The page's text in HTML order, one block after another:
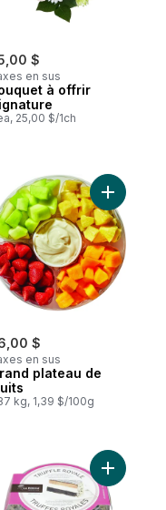
$
en sus
à offrir
25,00 $/1ch
farcis, c’est la fête
$
en sus
plateau de
kg, 1,39 $/100g
Ajouter
crème glacé vanille
Ajouter